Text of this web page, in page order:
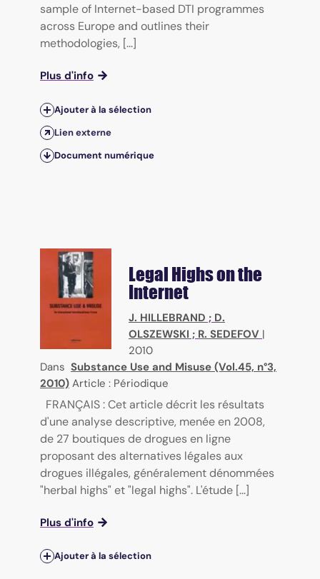
sample of Internet-based DTI programmes
across Europe and outlines their
methodologies, [...]
Plus d'info
Ajouter à la sélection
Lien externe
Document numérique
Legal Highs on the
Internet
J. HILLEBRAND ; D.
OLSZEWSKI ; R. SEDEFOV |
2010
Dans Substance Use and Misuse (Vol.45, n°3,
2010) Article : Périodique
FRANÇAIS : Cet article décrit les résultats
d'une analyse descriptive, menée en 2008,
de 27 boutiques de drogues en ligne
proposant des alternatives légales aux
drogues illégales, généralement dénommées
"herbal highs" et "legal highs". L'étude [...]
Plus d'info
Ajouter à la sélection